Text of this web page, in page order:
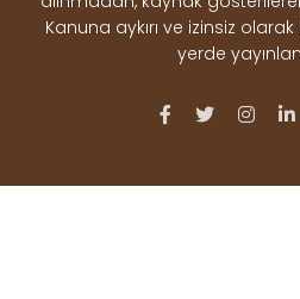
Deck Montaj
Ahşap
Dekorasyon
OSB,
Hafta içi : Haftaiçi
Hafta sonu :
İLETİŞİM
Kanuna aykırı ve izinsiz
yerde